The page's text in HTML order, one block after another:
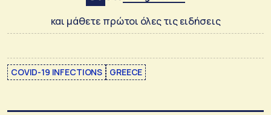
και μάθετε πρώτοι όλες τις ειδήσεις
COVID-19 INFECTIONS GREECE